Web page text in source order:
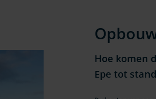
Hoe komen
Epe tot